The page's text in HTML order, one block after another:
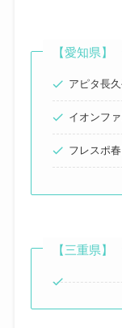
【愛知県】
アピタ長
イオンフ
フレスポ
【三重県】